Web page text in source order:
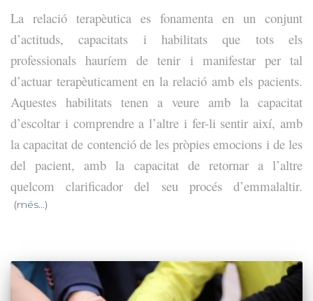
La relació terapèutica es fonamenta en un conjunt
d’actituds, capacitats i habilitats que tots els
professionals hauríem de tenir i manifestar per tal
d’actuar terapèuticament en la relació amb els pacients.
Aquestes habilitats tenen a veure amb la capacitat
d’escoltar i comprendre a l’altre i fer-li sentir així, amb
la capacitat de contenció de les pròpies emocions i de les
del pacient, amb la capacitat de retornar a l’altre
quelcom clarificador del seu procés d’emmalaltir.
(més…)